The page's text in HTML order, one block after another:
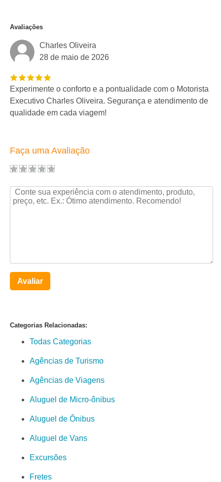
Avaliações
Charles Oliveira
28 de maio de 2026
Experimente o conforto e a pontualidade com o Motorista
Executivo Charles Oliveira. Segurança e atendimento de
qualidade em cada viagem!
Faça uma Avaliação
Avaliar
Categorias Relacionadas:
Todas Categorias
Agências de Turismo
Agências de Viagens
Aluguel de Micro-ônibus
Aluguel de Ônibus
Aluguel de Vans
Excursões
Fretes